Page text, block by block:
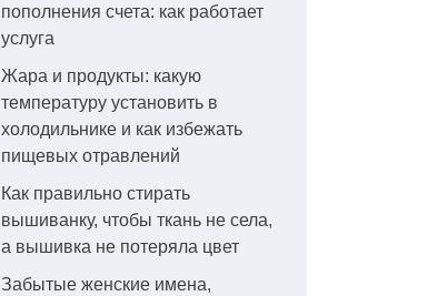
пополнения счета: как работает
услуга
Жара и продукты: какую
температуру установить в
холодильнике и как избежать
пищевых отравлений
Как правильно стирать
вышиванку, чтобы ткань не села,
а вышивка не потеряла цвет
Забытые женские имена,